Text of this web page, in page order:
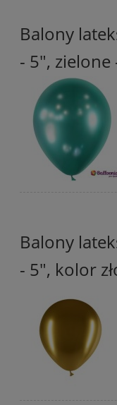
Balony
- 5", zielone
Balony
- 5", kolor